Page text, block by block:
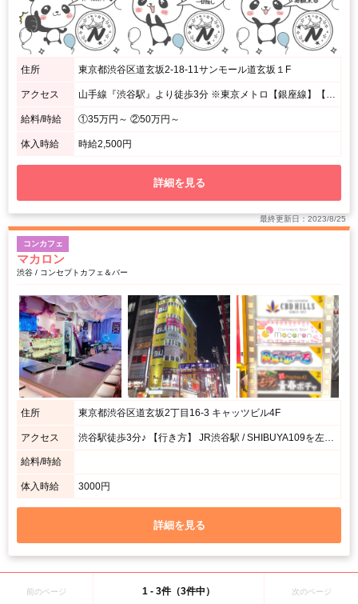
住所 東京都渋谷区道玄坂2-18-11サンモール道玄坂１F
アクセス 山手線『渋谷駅』より徒歩3分 ※東京メトロ【銀座線】【半蔵門線】の『渋谷駅』からも3分以内
給料/時給 ①35万円～ ②50万円～
体入時給 時給2,500円
詳細を見る
最終更新日：2023/8/25
コンカフェ
マカロン
渋谷 / コンセプトカフェ＆バー
住所 東京都渋谷区道玄坂2丁目16-3 キャッツビル4F
アクセス 渋谷駅徒歩3分♪ 【行き方】 JR渋谷駅 / SHIBUYA109を左側に沿って歩いていき、200mほど進んだら右手に「しぶや百軒店」のアーチが出てきます。アーチの左側の黄色いビルの4階がマカロンです。
給料/時給
体入時給 3000円
詳細を見る
前のページ 1 - 3件（3件中） 次のページ